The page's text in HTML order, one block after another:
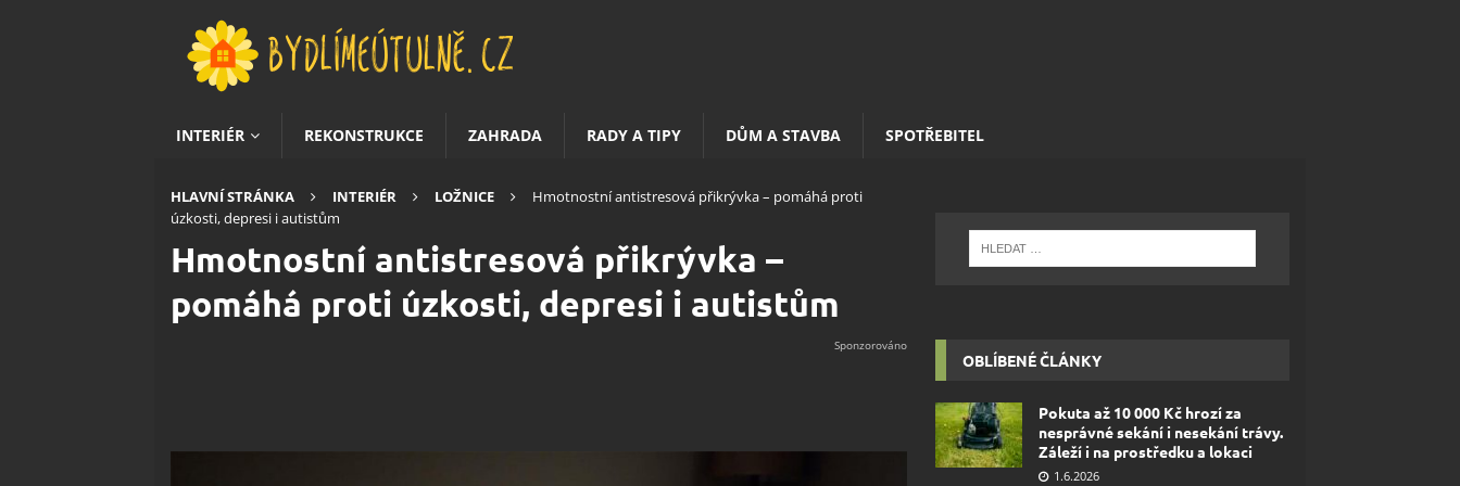
INTERIÉR REKONSTRUKCE ZAHRADA RADY A TIPY DŮM A STAVBA SPOTŘEBITEL
HLAVNÍ STRÁNKA INTERIÉR LOŽNICE
Hmotnostní antistresová přikrývka – pomáhá proti
úzkosti, depresi i autistům
Hmotnostní antistresová přikrývka –
pomáhá proti úzkosti, depresi i autistům
OBLÍBENÉ ČLÁNKY
Pokuta až 10 000 Kč hrozí za
nesprávné sekání i nesekání trávy.
Záleží i na prostředku a lokaci
1.6.2026